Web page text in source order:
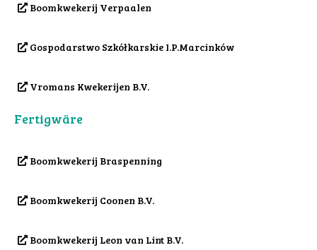
Boomkwekerij Verpaalen
Gospodarstwo Szkółkarskie I.P.Marcinków
Vromans Kwekerijen B.V.
Fertigwäre
Boomkwekerij Braspenning
Boomkwekerij Coonen B.V.
Boomkwekerij Leon van Lint B.V.